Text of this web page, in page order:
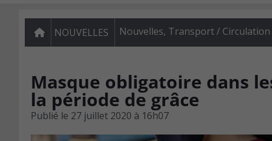
NOUVELLES Nouvelles, Transport / Circulation
Masque obligatoire dans
la période de grâce
Publié le 27 juillet 2020 à 16h07